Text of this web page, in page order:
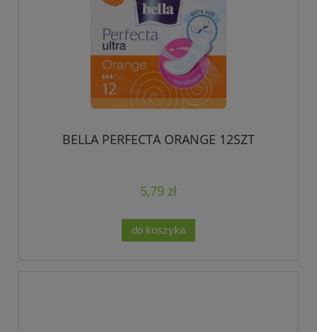
BELLA PERFECTA ORANGE 12SZT
5,79 zł
do koszyka